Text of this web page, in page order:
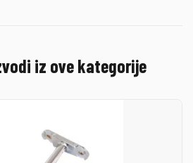
iz ove kategorije